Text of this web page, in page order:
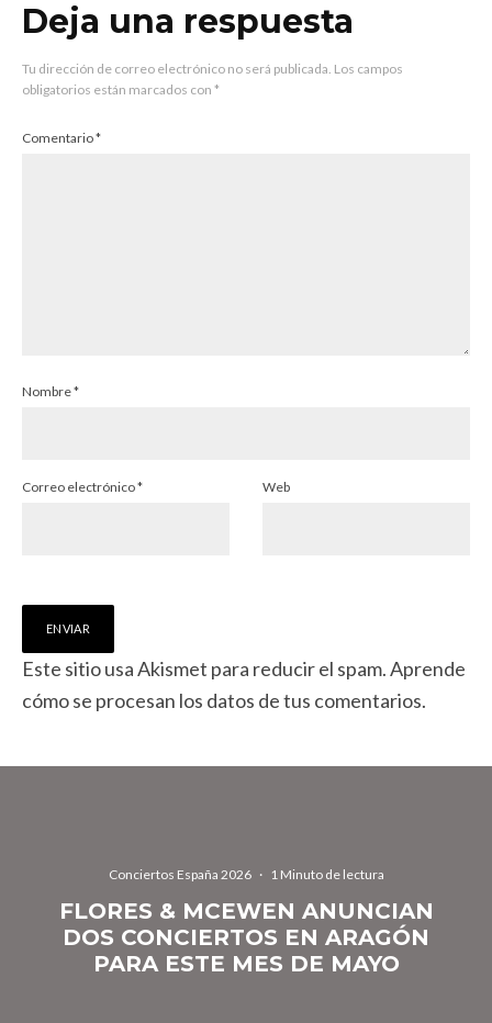
Deja una respuesta
Tu dirección de correo electrónico no será publicada. Los campos
obligatorios están marcados con *
Comentario*
Nombre*
Correo electrónico* Web
Este sitio usa Akismet para reducir el spam.Aprende
cómo se procesan los datos de tus comentarios.
Conciertos España 2026 · 1 Minuto de lectura
FLORES & MCEWEN ANUNCIAN
DOS CONCIERTOS EN ARAGÓN
PARA ESTE MES DE MAYO